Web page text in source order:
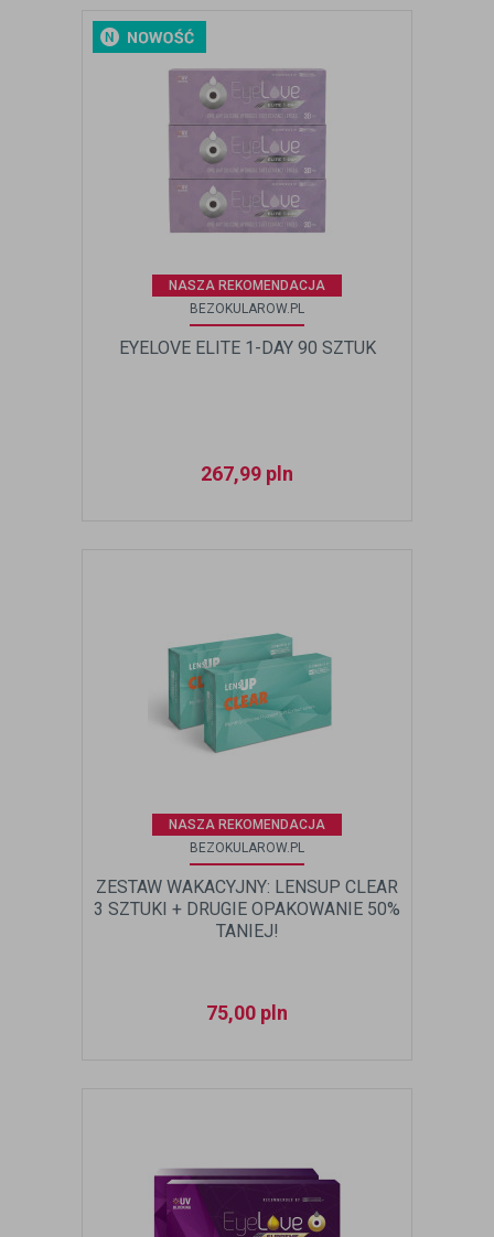
NASZA REKOMENDACJA
BEZOKULAROW.PL
EYELOVE ELITE 1-DAY 90 SZTUK
267,99 pln
NASZA REKOMENDACJA
BEZOKULAROW.PL
ZESTAW WAKACYJNY: LENSUP CLEAR
3 SZTUKI + DRUGIE OPAKOWANIE 50%
TANIEJ!
75,00 pln